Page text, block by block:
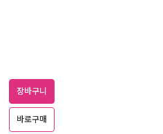
장바구니
바로구매